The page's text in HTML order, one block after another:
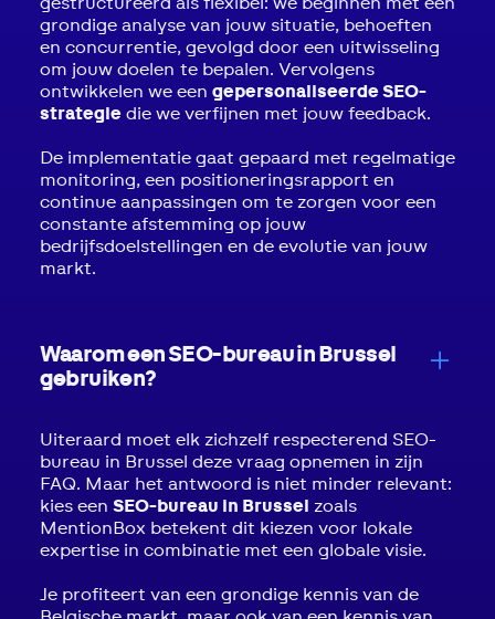
grondige analyse van jouw situatie, behoeften
en concurrentie, gevolgd door een uitwisseling
om jouw doelen te bepalen. Vervolgens
ontwikkelen we een gepersonaliseerde SEO-
strategiedie we verfijnen met jouw feedback.
De implementatie gaat gepaard met regelmatige
monitoring, een positioneringsrapport en
continue aanpassingen om te zorgen voor een
constante afstemming op jouw
bedrijfsdoelstellingen en de evolutie van jouw
markt.
Waarom een SEO-bureau in Brussel
gebruiken?
Uiteraard moet elk zichzelf respecterend SEO-
bureau in Brussel deze vraag opnemen in zijn
FAQ. Maar het antwoord is niet minder relevant:
kies een SEO-bureau in Brussel
zoals
MentionBox betekent dit kiezen voor lokale
expertise in combinatie met een globale visie.
Je profiteert van een grondige kennis van de